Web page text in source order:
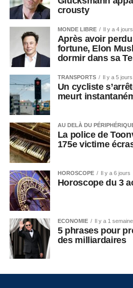
crousty
MONDE LIBRE Il y a 4 jours
Après avoir
fortune, Elon
dormir dans sa
TRANSPORTS Il y a 5 jours
Un cycliste
meurt
AU DELÀ DU
La police de
175e victime
HOROSCOPE Il y a 6 jours
Horoscope du 3
ECONOMIE Il y a 1 semaine
5 phrases pour
des milliardaires